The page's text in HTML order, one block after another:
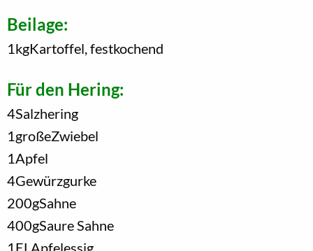
Beilage:
1 kgKartoffel, festkochend
Für den Hering:
4Salzhering
1 großeZwiebel
1 Apfel
4Gewürzgurke
200gSahne
400gSaure Sahne
1 EL Apfelessig